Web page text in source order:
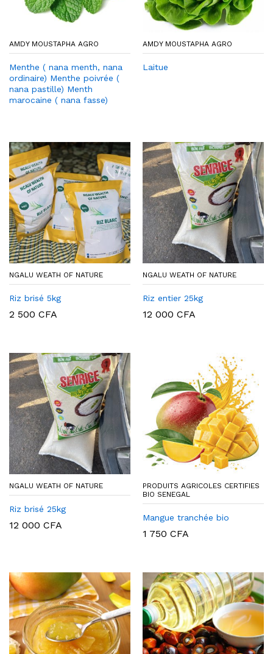
AMDY MOUSTAPHA AGRO
Menthe ( nana menth, nana
ordinaire) Menthe poivrée (
nana pastille) Menth
marocaine ( nana fasse)
AMDY MOUSTAPHA AGRO
Laitue
NGALU WEATH OF NATURE
Riz brisé 5kg
2 500 CFA
NGALU WEATH OF NATURE
Riz entier 25kg
12 000 CFA
NGALU WEATH OF NATURE
Riz brisé 25kg
12 000 CFA
PRODUITS AGRICOLES CERTIFIES
BIO SENEGAL
Mangue tranchée bio
1 750 CFA